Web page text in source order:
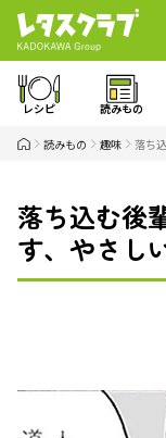
レシピ 読みもの
読みもの 趣味 落ち
落ち込む後
す、やさし